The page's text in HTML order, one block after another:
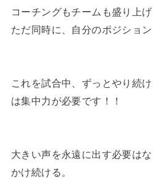
コーチングもチームも盛り上
ただ同時に、自分のポジショ
これを試合中、ずっとやり続
は集中力が必要です！！
大きい声を永遠に出す必要は
かけ続ける。